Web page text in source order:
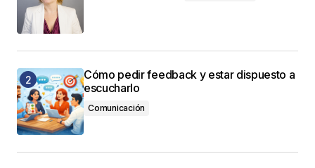
Cómo pedir feedback y estar dispuesto a
escucharlo
Comunicación